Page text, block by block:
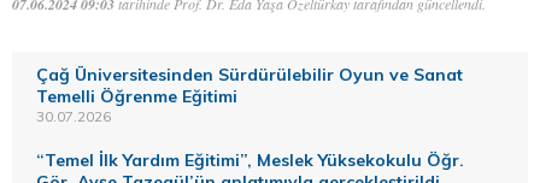
Çağ Üniversitesinden Sürdürülebilir Oyun ve Sanat
Temelli Öğrenme Eğitimi
30.07.2026
“Temel İlk Yardım Eğitimi”, Meslek Yüksekokulu Öğr.